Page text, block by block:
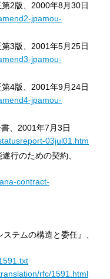
2版、2000年8月30日
jpamou-
3版、2001年5月25日
jpamou-
4版、2001年9月24日
jpamou-
、2001年7月3日
03jul01.htm
行のための契約、
contract-
テムの構造と委任』、
rfc/1591.html